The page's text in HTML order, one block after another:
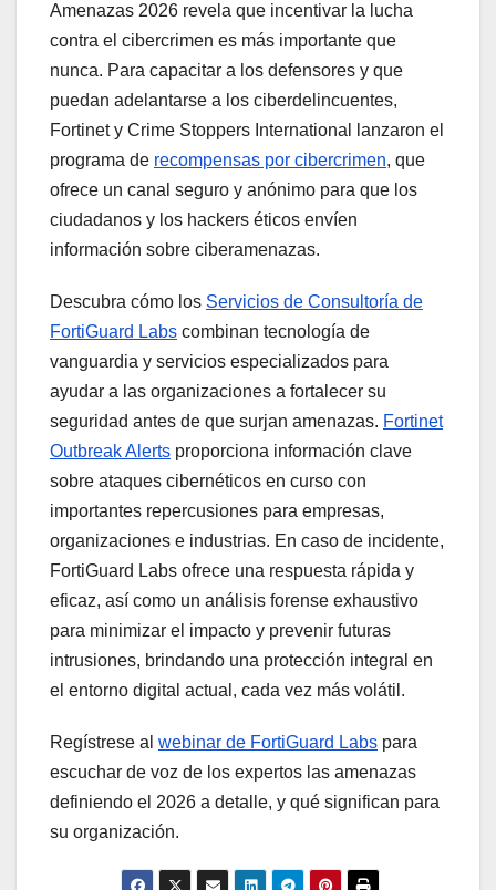
Amenazas 2026 revela que incentivar la lucha
contra el cibercrimen es más importante que
nunca. Para capacitar a los defensores y que
puedan adelantarse a los ciberdelincuentes,
Fortinet y Crime Stoppers International lanzaron el
programa de recompensas por cibercrimen, que
ofrece un canal seguro y anónimo para que los
ciudadanos y los hackers éticos envíen
información sobre ciberamenazas.
Descubra cómo los Servicios de Consultoría de
FortiGuard Labs combinan tecnología de
vanguardia y servicios especializados para
ayudar a las organizaciones a fortalecer su
seguridad antes de que surjan amenazas. Fortinet
Outbreak Alerts proporciona información clave
sobre ataques cibernéticos en curso con
importantes repercusiones para empresas,
organizaciones e industrias. En caso de incidente,
FortiGuard Labs ofrece una respuesta rápida y
eficaz, así como un análisis forense exhaustivo
para minimizar el impacto y prevenir futuras
intrusiones, brindando una protección integral en
el entorno digital actual, cada vez más volátil.
Regístrese al webinar de FortiGuard Labs para
escuchar de voz de los expertos las amenazas
definiendo el 2026 a detalle, y qué significan para
su organización.